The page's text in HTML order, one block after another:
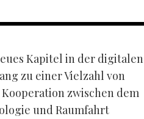
Kapitel in der digitalen
zu einer Vielzahl von
zwischen dem
und Raumfahrt